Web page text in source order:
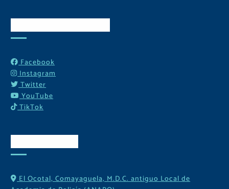
Facebook
Instagram
Twitter
YouTube
TikTok
El Ocotal, Comayaguela, M.D.C. antiguo Local de